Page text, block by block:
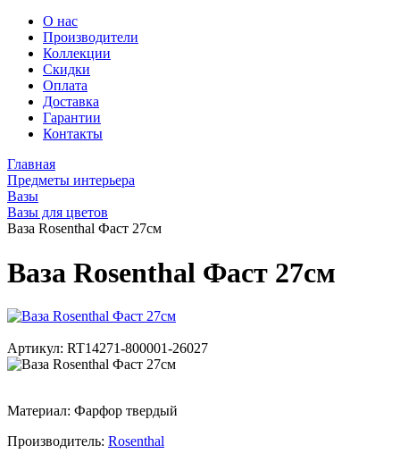
О нас
Производители
Коллекции
Скидки
Оплата
Доставка
Гарантии
Контакты
Главная
Предметы интерьера
Вазы
Вазы для цветов
Ваза Rosenthal Фаст 27см
Ваза Rosenthal Фаст 27см
Артикул: RT14271-800001-26027
Материал: Фарфор твердый
Производитель: Rosenthal